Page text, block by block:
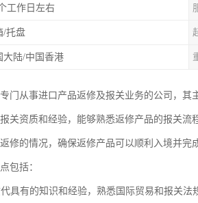
工作日左右
/托盘
大陆/中国香港
门从事进口产品返修及报关业务的公司，
关资质和经验，能够熟悉返修产品的报关
修的情况，确保返修产品可以顺利入境并完
包括：
具有的知识和经验，熟悉国际贸易和报关法